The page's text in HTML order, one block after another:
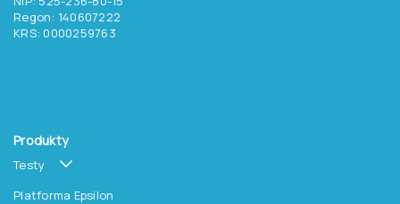
Regon: 140607222
KRS: 0000259763
Produkty
Testy
Platforma Epsilon